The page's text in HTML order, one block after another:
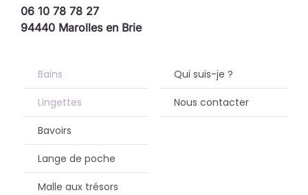
06 10 78 78 27
94440 Marolles en Brie
Bains
Lingettes
Bavoirs
Lange de poche
Malle aux trésors
Qui suis-je ?
Nous contacter